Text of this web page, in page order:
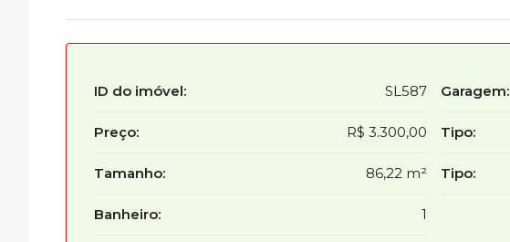
ID do imóvel: SL587
Preço: R$ 3.300,00
Tamanho: 86,22 m²
Banheiro: 1
Garagem:
Tipo:
Tipo: